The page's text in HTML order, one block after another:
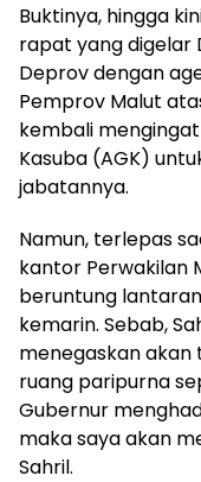
Buktinya, hingga
rapat yang digelar
Deprov dengan
Pemprov Malut
kembali
Kasuba (AGK)
jabatannya.
Namun, terlepas
kantor Perwakilan
beruntung
kemarin. Sebab,
menegaskan
ruang paripurna
Gubernur
maka saya akan
Sahril.